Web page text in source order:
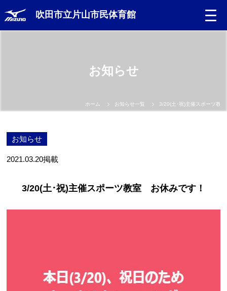
吹田市立片山市民体育館
お問合せフォーム
お知らせ
ホーム お知らせ一覧 3/20(土･祝)主催スポーツ教
お知らせ
2021.03.20掲載
3/20(土･祝)主催スポーツ教室 お休みです！